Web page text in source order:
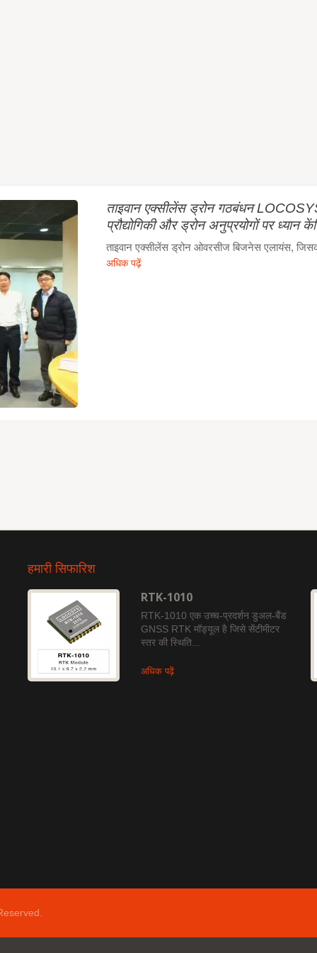
ताइवान एक्सीलेंस ड्रोन गठबंधन
प्रौद्योगिकी और ड्रोन अनुप्रयोगों पर ध्यान
ताइवान एक्सीलेंस ड्रोन ओवरसीज बिजनेस एलायंस,
अधिक पढ़ें
हमारी सिफारिश
RTK-1010
RTK-1010 एक उच्च-प्रदर्शन डुअल-बैंड
GNSS RTK मॉड्यूल है जिसे सेंटीमीटर
स्तर की स्थिति...
अधिक पढ़ें